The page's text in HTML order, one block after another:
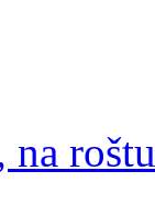
na roštu